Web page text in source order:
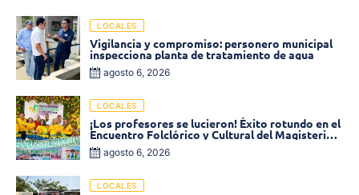
LOCALES
Vigilancia y compromiso: personero municipal
inspecciona planta de tratamiento de agua
agosto 6, 2026
LOCALES
¡Los profesores se lucieron! Éxito rotundo en el
Encuentro Folclórico y Cultural del Magisterio
2026 en Ciénaga
agosto 6, 2026
LOCALES